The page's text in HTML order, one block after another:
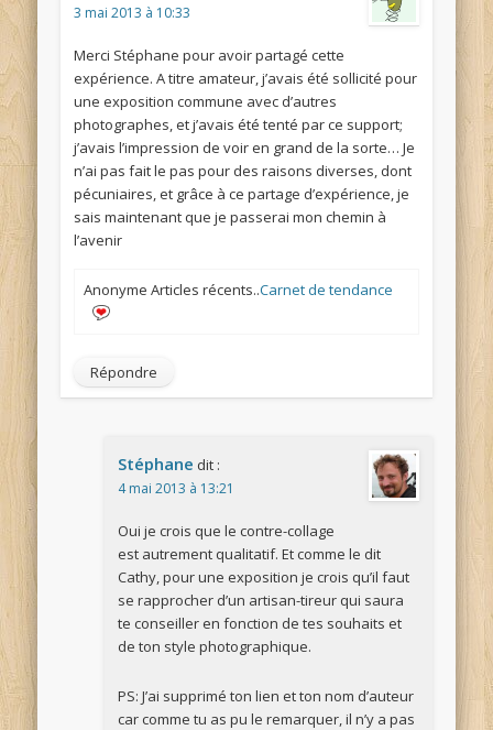
3 mai 2013 à 10:33
Merci Stéphane pour avoir partagé cette
expérience. A titre amateur, j’avais été sollicité pour
une exposition commune avec d’autres
photographes, et j’avais été tenté par ce support;
j’avais l’impression de voir en grand de la sorte… Je
n’ai pas fait le pas pour des raisons diverses, dont
pécuniaires, et grâce à ce partage d’expérience, je
sais maintenant que je passerai mon chemin à
l’avenir
Anonyme Articles récents..Carnet de tendance
Répondre
Stéphane dit :
4 mai 2013 à 13:21
Oui je crois que le contre-collage
est autrement qualitatif. Et comme le dit
Cathy, pour une exposition je crois qu’il faut
se rapprocher d’un artisan-tireur qui saura
te conseiller en fonction de tes souhaits et
de ton style photographique.
PS: J’ai supprimé ton lien et ton nom d’auteur
car comme tu as pu le remarquer, il n’y a pas